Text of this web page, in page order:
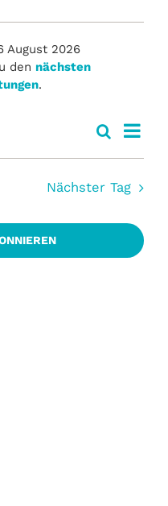
August 2026
den nächsten
.
und
Suche
Tag
Nächster Tag